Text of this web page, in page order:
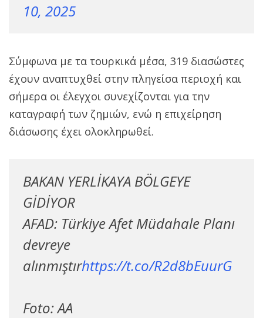
10, 2025
Σύμφωνα με τα τουρκικά μέσα, 319 διασώστες
έχουν αναπτυχθεί στην πληγείσα περιοχή και
σήμερα οι έλεγχοι συνεχίζονται για την
καταγραφή των ζημιών, ενώ η επιχείρηση
διάσωσης έχει ολοκληρωθεί.
BAKAN YERLİKAYA BÖLGEYE
GİDİYOR
AFAD: Türkiye Afet Müdahale Planı
devreye
alınmıştırhttps://t.co/R2d8bEuurG
Foto: AA